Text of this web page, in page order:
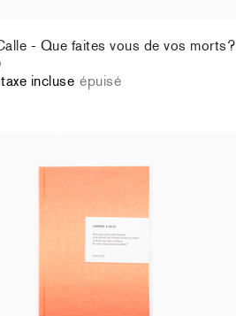
- Que faites vous de vos morts?
taxe incluse épuisé
taxe incluse